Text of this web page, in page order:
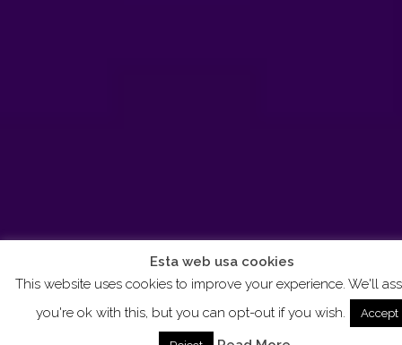
Esta web usa cookies
This website uses cookies to improve your experience. We'll
you're ok with this, but you can opt-out if you wish.
Accept